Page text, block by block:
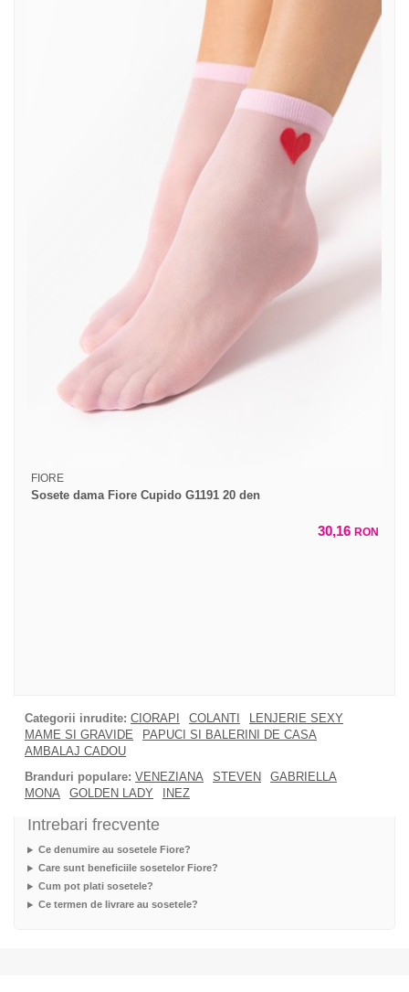
FIORE
Sosete dama Fiore Cupido G1191 20 den
30,16 RON
Categorii inrudite: CIORAPI COLANTI
LENJERIE SEXY
MAME SI GRAVIDE
PAPUCI SI BALERINI DE CASA
AMBALAJ CADOU
Branduri populare: VENEZIANA STEVEN
GABRIELLA
MONA
GOLDEN LADY INEZ
Intrebari frecvente
Ce denumire au sosetele Fiore?
Care sunt beneficiile sosetelor Fiore?
Cum pot plati sosetele?
Ce termen de livrare au sosetele?